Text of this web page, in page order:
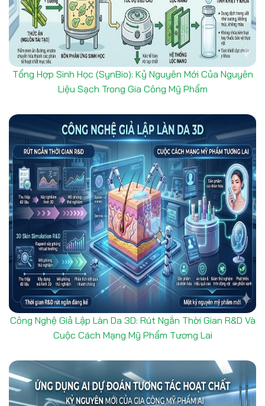
Tổng Hợp Sinh Học (SynBio): Kỷ Nguyên Mới Của Nguyên
Liệu Sạch Trong Gia Công Mỹ Phẩm
Công Nghệ Giả Lập Làn Da 3D: Rút Ngắn Thời Gian R&D Và
Cuộc Cách Mạng Mỹ Phẩm Tương Lai